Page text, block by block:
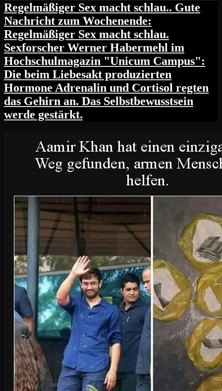
Regelmäßiger Sex macht schlau.. Gute
Nachricht zum Wochenende:
Regelmäßiger Sex macht schlau.
Sexforscher Werner Habermehl im
Hochschulmagazin "Unicum Campus":
Die beim Liebesakt produzierten
Hormone Adrenalin und Cortisol regten
das Gehirn an. Das Selbstbewusstsein
werde gestärkt.